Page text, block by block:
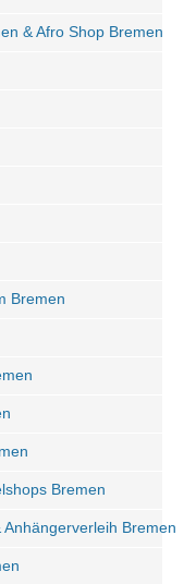
& Afro Shop Bremen
Bremen
Bremen
Bremen